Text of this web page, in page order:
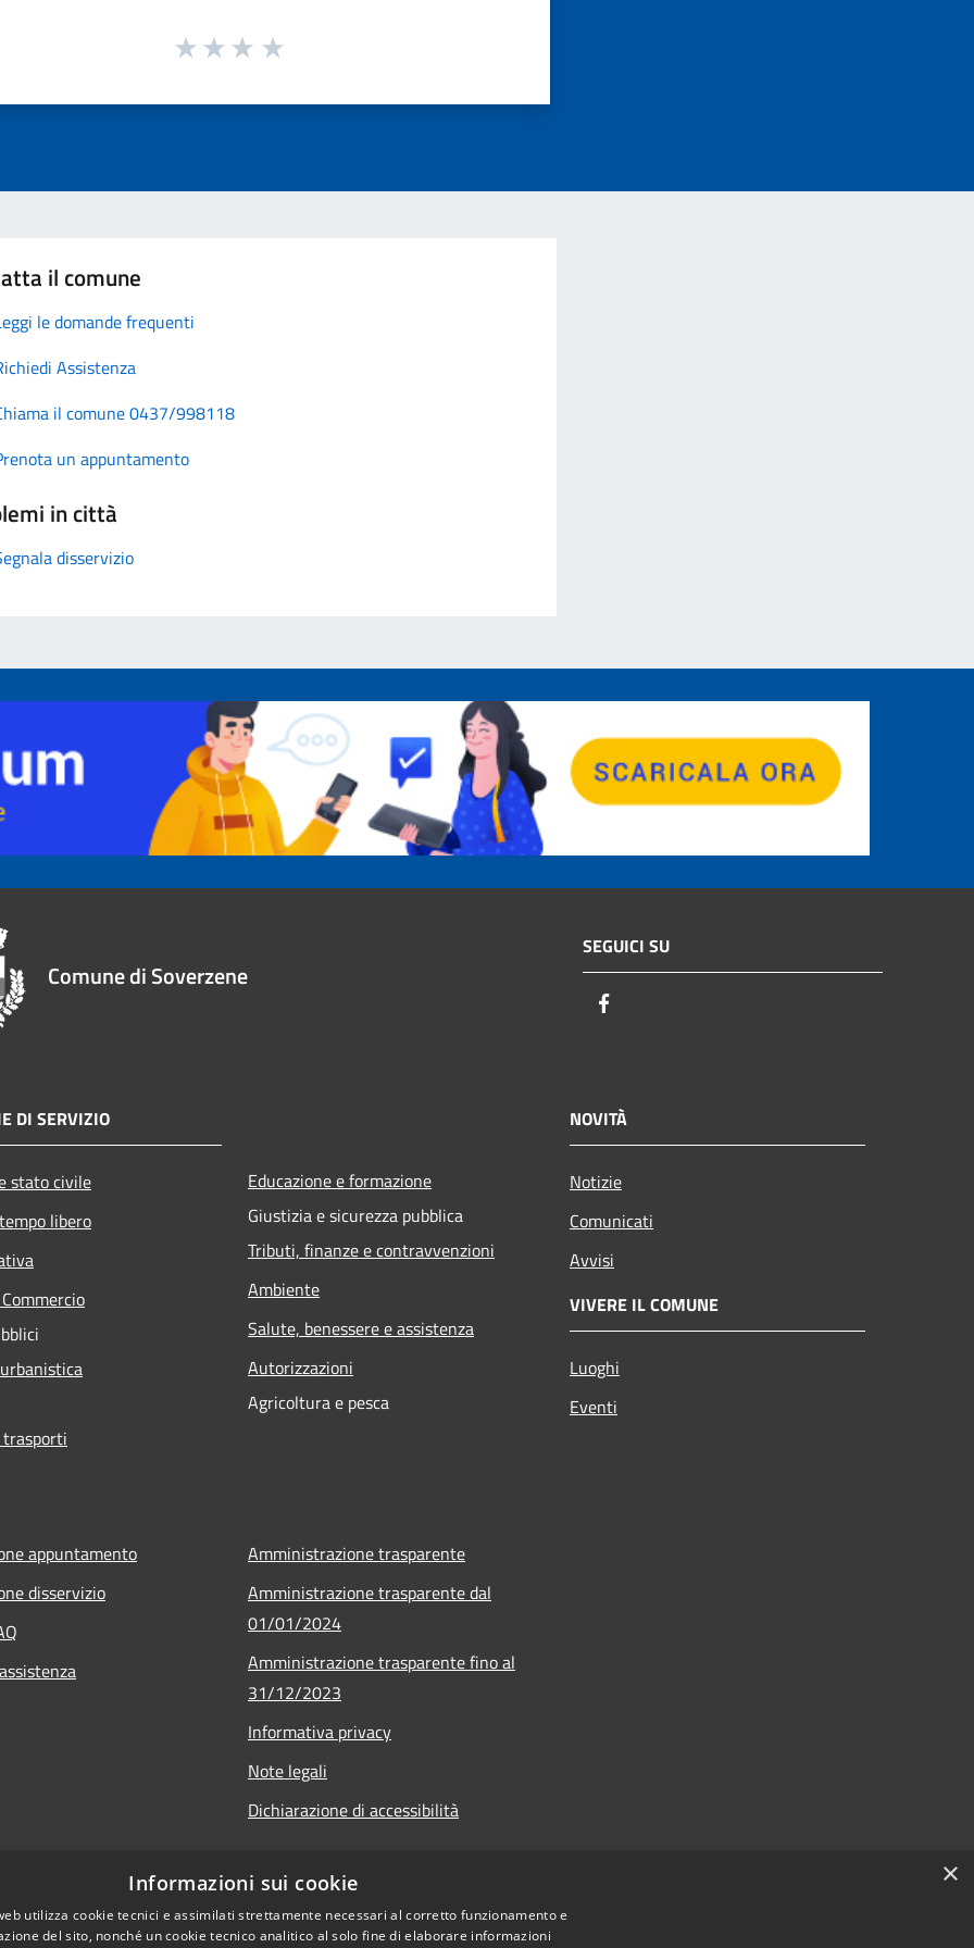
il comune
le domande frequenti
Assistenza
il comune 0437/998118
un appuntamento
in città
disservizio
Comune di Soverzene
SEGUICI SU
DI SERVIZIO
stato civile
libero
Educazione e formazione
Giustizia e sicurezza pubblica
Tributi, finanze e contravvenzioni
Ambiente
Salute, benessere e assistenza
Autorizzazioni
Agricoltura e pesca
NOVITÀ
Notizie
Comunicati
Avvisi
VIVERE IL COMUNE
Luoghi
Eventi
appuntamento
disservizio
Amministrazione trasparente
Amministrazione trasparente dal
01/01/2024
Amministrazione trasparente fino al
31/12/2023
Informativa privacy
Note legali
Dichiarazione di accessibilità
×
Informazioni sui cookie
utilizza cookie tecnici e assimilati strettamente necessari al corretto funzionamento e
del sito, nonché un cookie tecnico analitico al solo fine di elaborare informazioni